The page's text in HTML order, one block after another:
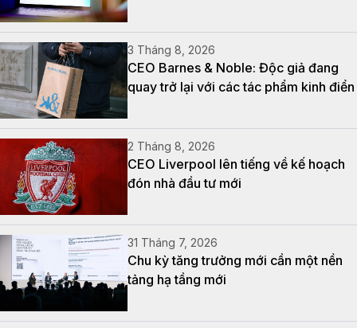
3 Tháng 8, 2026
CEO Barnes & Noble: Độc giả đang
quay trở lại với các tác phẩm kinh điển
2 Tháng 8, 2026
CEO Liverpool lên tiếng về kế hoạch
đón nhà đầu tư mới
31 Tháng 7, 2026
Chu kỳ tăng trưởng mới cần một nền
tảng hạ tầng mới